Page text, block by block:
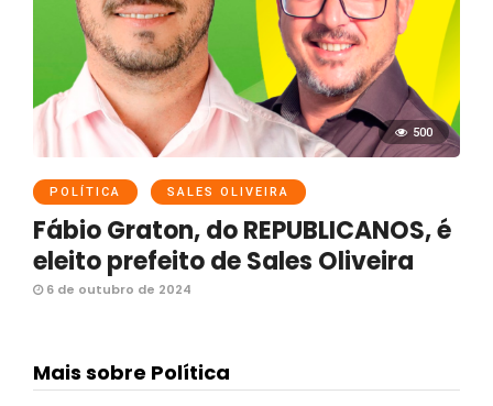
500
POLÍTICA SALES OLIVEIRA
Fábio Graton, do REPUBLICANOS, é
eleito prefeito de Sales Oliveira
6 de outubro de 2024
Mais sobre Política